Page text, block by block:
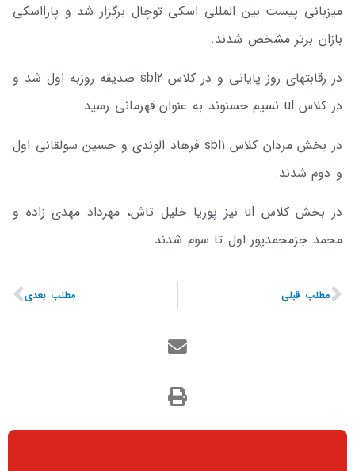
میزبانی پیست بین المللی اسکی توچال برگزار شد و پارااسکی
بازان برتر مشخص شدند.
در رقابتهای روز پایانی و در کلاس sbl2 صدیقه روزبه اول شد و
در کلاس ul نسیم حسنوند به عنوان قهرمانی رسید.
در بخش مردان کلاس sbl1 فرهاد الوندی و حسین سولقانی اول
و دوم شدند.
در بخش کلاس ul نیز پوریا خلیل تاش، مهرداد مهدی زاده و
محمد جزمحمدپور اول تا سوم شدند.
مطلب قبلی مطلب بعدی